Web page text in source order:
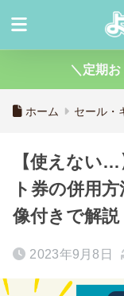
＼定期
ホーム セール・
【使えない
ト券の併用
像付きで解説
2023年9月8日